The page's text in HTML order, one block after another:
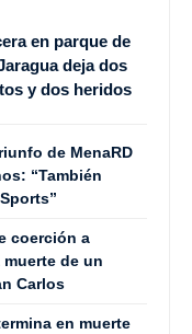
en parque de
deja dos
y dos heridos
de MenaRD
“También
coerción a
de un
Carlos
en muerte